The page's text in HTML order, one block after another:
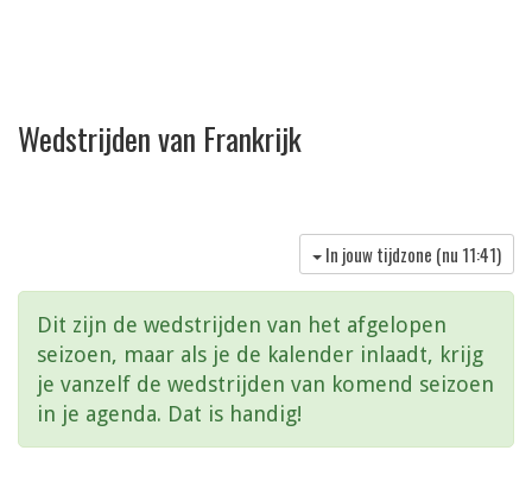
Wedstrijden van Frankrijk
In jouw tijdzone (nu 11:41)
Dit zijn de wedstrijden van het afgelopen
seizoen, maar als je de kalender inlaadt, krijg
je vanzelf de wedstrijden van komend seizoen
in je agenda. Dat is handig!